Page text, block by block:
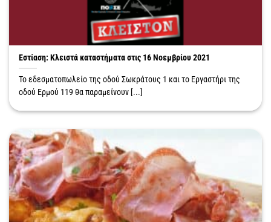
Εστίαση: Κλειστά καταστήματα στις 16 Νοεμβρίου 2021
Το εδεσματοπωλείο της οδού Σωκράτους 1 και το Εργαστήρι της
οδού Ερμού 119 θα παραμείνουν [...]